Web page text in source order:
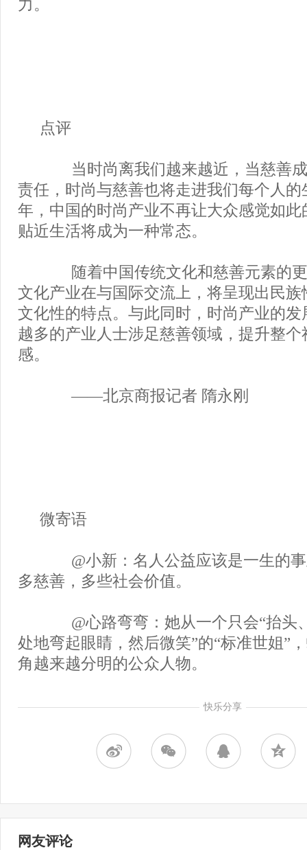
力。
点评
当时尚离我们越来越近，当慈善成
责任，时尚与慈善也将走进我们每个人的
年，中国的时尚产业不再让大众感觉如此
贴近生活将成为一种常态。
随着中国传统文化和慈善元素的更
文化产业在与国际交流上，将呈现出民族
文化性的特点。与此同时，时尚产业的发
越多的产业人士涉足慈善领域，提升整个
感。
——北京商报记者 隋永刚
微寄语
@小新：名人公益应该是一生的事
多慈善，多些社会价值。
@心路弯弯：她从一个只会“抬头
处地弯起眼睛，然后微笑”的“标准世姐”
角越来越分明的公众人物。
快乐分享
网友评论